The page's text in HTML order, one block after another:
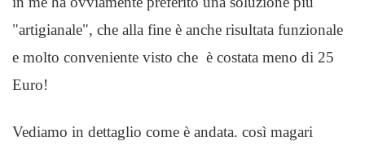
"artigianale", che alla fine è anche risultata funzionale
e molto conveniente visto che è costata meno di 25
Euro!
Vediamo in dettaglio come è andata. così magari